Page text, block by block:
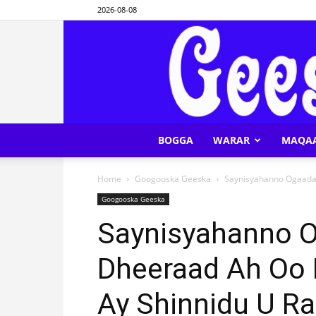
2026-08-08
BOGGA WARAR
Home Googooska Geeska Saynisyahanno
Googooska Geeska
Saynisyahanno
Dheeraad Ah
Ay Shinnidu U